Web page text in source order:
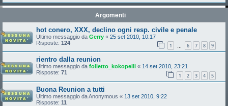
Argomenti
hot conero, XXX, declino ogni resp. civile e penale
Ultimo messaggio da Gerry « 25 set 2010, 10:17
Risposte: 124 1 6 7 8 9
rientro dalla reunion
Ultimo messaggio da folletto_kokopelli « 14 set 2010, 23:21
Risposte: 71 1 2 3 4 5
Buona Reunion a tutti
Ultimo messaggio daAnonymous « 13 set 2010, 9:22
Risposte: 11